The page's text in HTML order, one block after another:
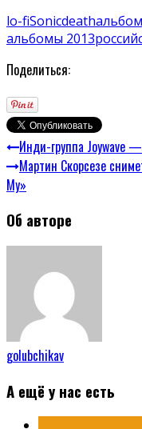
lo-fiSonicdeath
альбомы 2013
Поделиться:
Инди-группа Joywave
Мартин Скорсезе
Му»
Об авторе
golubchikav
А ещё у нас есть